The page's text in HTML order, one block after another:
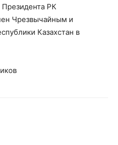
Президента РК
Чрезвычайным и
Казахстан в